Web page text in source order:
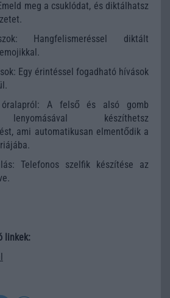
meg a csuklódat, és diktálhatsz
Hangfelismeréssel diktált
Egy érintéssel fogadható hívások
óralapról: A felső és alsó gomb
készíthetsz
ami automatikusan elmentődik a
Telefonos szelfik készítése az
linkek: